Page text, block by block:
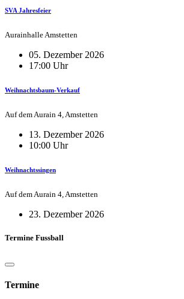
SVA Jahresfeier
Aurainhalle Amstetten
05. Dezember 2026
17:00 Uhr
Weihnachtsbaum-Verkauf
Auf dem Aurain 4, Amstetten
13. Dezember 2026
10:00 Uhr
Weihnachtssingen
Auf dem Aurain 4, Amstetten
23. Dezember 2026
Termine Fussball
Termine